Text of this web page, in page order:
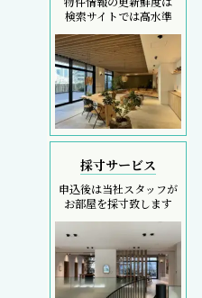
検索サイトでは高水準
採寸サービス
申込後は当社スタッフが
お部屋を採寸致します